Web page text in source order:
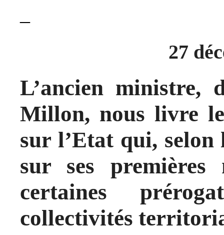
–
27
L’ancien ministre,
Millon, nous livre
sur l’Etat qui,
sur ses premières
certaines
collectivités